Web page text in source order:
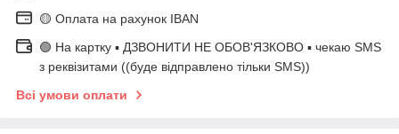
🟡 Оплата на рахунок IBAN
🟢 На картку ▪️ ДЗВОНИТИ НЕ ОБОВ'ЯЗКОВО ▪️ чекаю SMS
з реквізитами ((буде відправлено тільки SMS))
Всі умови оплати